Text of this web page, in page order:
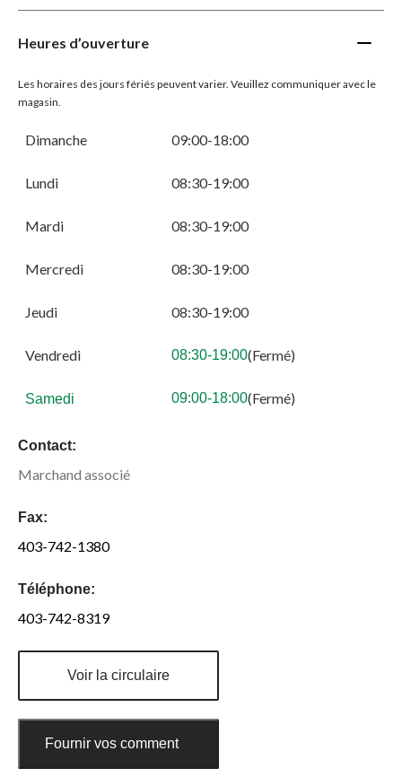
Heures d’ouverture
Les horaires des jours fériés peuvent varier. Veuillez communiquer avec le
magasin.
Dimanche 09:00-18:00
Lundi 08:30-19:00
Mardi 08:30-19:00
Mercredi 08:30-19:00
Jeudi 08:30-19:00
Vendredi 08:30-19:00(Fermé)
Samedi 09:00-18:00(Fermé)
Contact:
Marchand associé
Fax:
403-742-1380
Téléphone:
403-742-8319
Voir la circulaire
Fournir vos commentaires